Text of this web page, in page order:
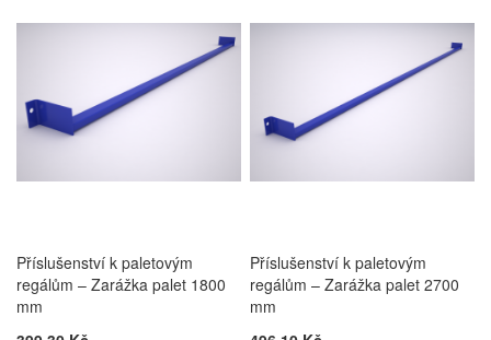
POROVNÁNÍ
POROVNÁNÍ
Příslušenství k paletovým
regálům – Zarážka palet 1800
mm
Příslušenství k paletovým
regálům – Zarážka palet 2700
mm